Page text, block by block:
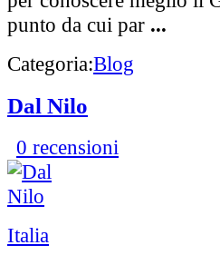
punto da cui par ...
Categoria:Blog
Dal Nilo
0 recensioni
Italia